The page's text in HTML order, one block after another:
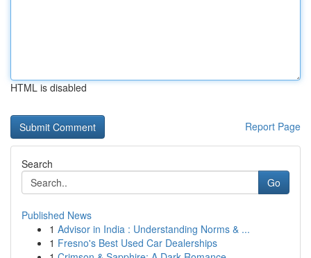
HTML is disabled
Report Page
Search
Go
Published News
1 Advisor in India : Understanding Norms & ...
1 Fresno's Best Used Car Dealerships